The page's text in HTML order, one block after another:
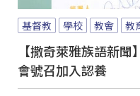
基督教 學校 教會 教
【撒奇萊雅族語新
會號召加入認養